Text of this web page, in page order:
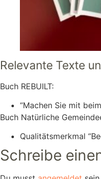
Relevante Texte
Buch REBUILT:
“Machen Sie mit
Buch Natürliche
Qualitätsmerkmal
Schreibe